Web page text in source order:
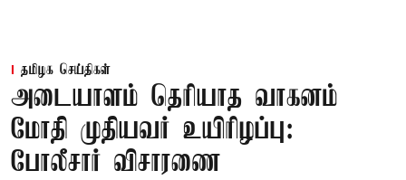
தமிழக செய்திகள்
அடையாளம் தெரியாத வாகனம்
மோதி முதியவர் உயிரிழப்பு:
போலீசார் விசாரணை